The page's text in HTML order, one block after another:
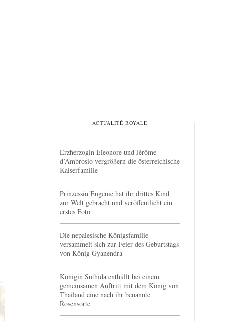
ACTUALITÉ ROYALE
Erzherzogin Eleonore und Jérôme
d’Ambrosio vergrößern die österreichische
Kaiserfamilie
Prinzessin Eugenie hat ihr drittes Kind
zur Welt gebracht und veröffentlicht ein
erstes Foto
Die nepalesische Königsfamilie
versammelt sich zur Feier des Geburtstags
von König Gyanendra
Königin Suthida enthüllt bei einem
gemeinsamen Auftritt mit dem König von
Thailand eine nach ihr benannte
Rosensorte